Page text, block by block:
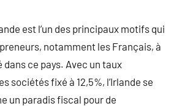
est l’un des principaux motifs qui
notamment les Français, à
ce pays. Avec un taux
sociétés fixé à 12,5%, l’Irlande se
un paradis fiscal pour de